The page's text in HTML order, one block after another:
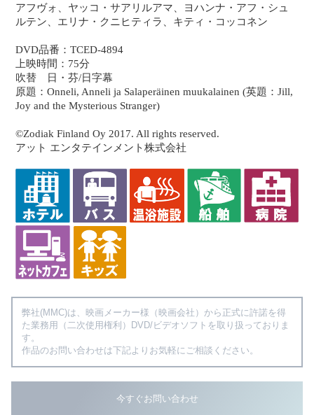
アフヴォ、ヤッコ・サアリルアマ、ヨハンナ・アフ・シュ
ルテン、エリナ・クニヒティラ、キティ・コッコネン
DVD品番：TCED-4894
上映時間：75分
吹替 日・芬/日字幕
原題：Onneli, Anneli ja Salaperäinen muukalainen (英題：Jill,
Joy and the Mysterious Stranger)
©Zodiak Finland Oy 2017. All rights reserved.
アット エンタテインメント株式会社
弊社(MMC)は、映画メーカー様（映画会社）から正式に許諾を得
た業務用（二次使用権利）DVD/ビデオソフトを取り扱っておりま
す。
作品のお問い合わせは下記よりお気軽にご相談ください。
今すぐお問い合わせ